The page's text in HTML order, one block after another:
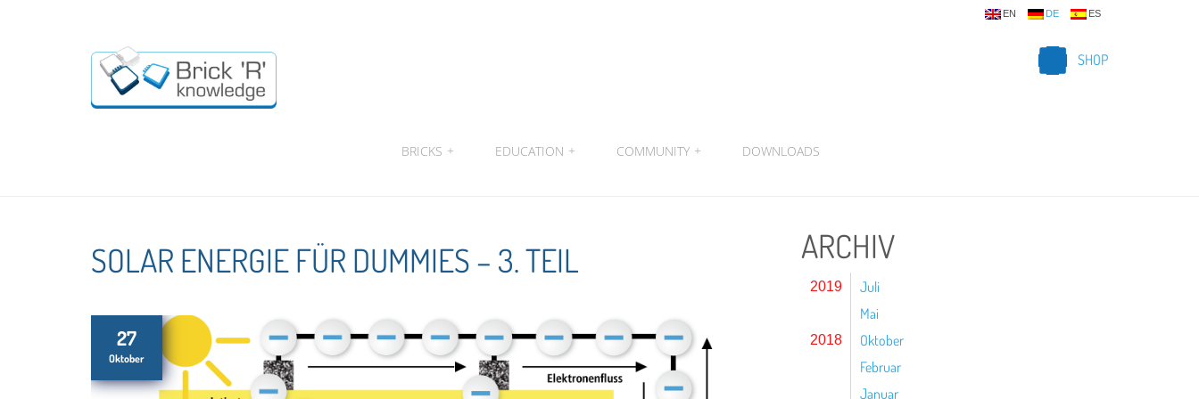
EN DE ES
SHOP
BRICKS + EDUCATION + COMMUNITY + DOWNLOADS
SOLAR ENERGIE FÜR DUMMIES – 3. TEIL
27
Oktober
ARCHIV
2019
Juli
Mai
2018
Oktober
Februar
Januar